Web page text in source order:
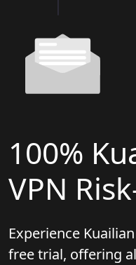
100%
VPN
Experience
free trial, offering